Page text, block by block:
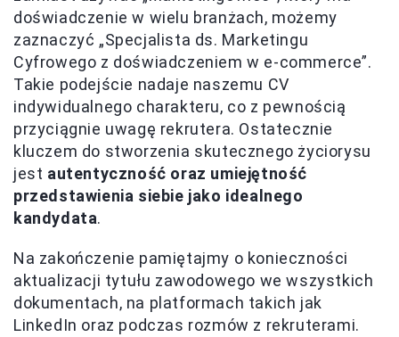
doświadczenie w wielu branżach, możemy
zaznaczyć „Specjalista ds. Marketingu
Cyfrowego z doświadczeniem w e-commerce”.
Takie podejście nadaje naszemu CV
indywidualnego charakteru, co z pewnością
przyciągnie uwagę rekrutera. Ostatecznie
kluczem do stworzenia skutecznego życiorysu
jest autentyczność oraz umiejętność
przedstawienia siebie jako idealnego
kandydata.
Na zakończenie pamiętajmy o konieczności
aktualizacji tytułu zawodowego we wszystkich
dokumentach, na platformach takich jak
LinkedIn oraz podczas rozmów z rekruterami.